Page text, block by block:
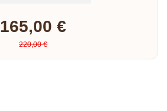
165,00 €
220,00 €